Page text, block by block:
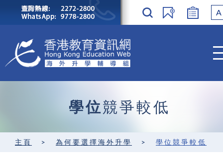
A
學位競爭較低
主頁 > 為何要選擇海外升學 > 學位競爭較低